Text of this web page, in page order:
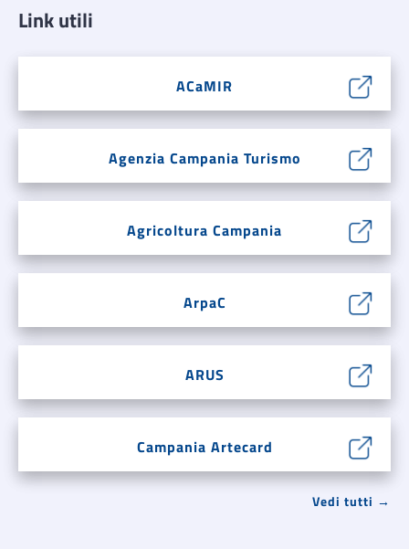
Link utili
ACaMIR
Agenzia Campania Turismo
Agricoltura Campania
ArpaC
ARUS
Campania Artecard
Vedi tutti →